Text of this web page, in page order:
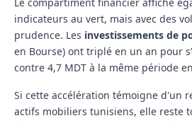
indicateurs au vert, mais avec des
prudence. Les investissements de
en Bourse) ont triplé en un an pour
contre 4,7 MDT à la même période
Si cette accélération témoigne d'un
actifs mobiliers tunisiens, elle reste